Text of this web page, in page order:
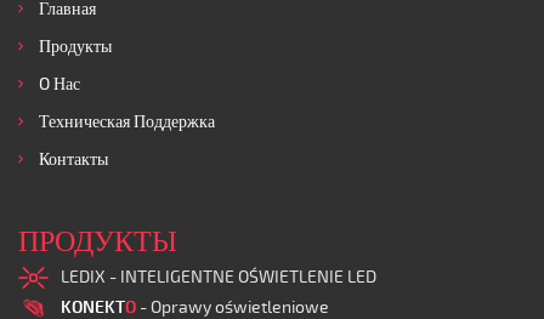
Главная
Продукты
O Нас
Техническая Поддержка
Контакты
ПРОДУКТЫ
LEDIX - INTELIGENTNE OŚWIETLENIE LED
KONEKTO - Oprawy oświetleniowe